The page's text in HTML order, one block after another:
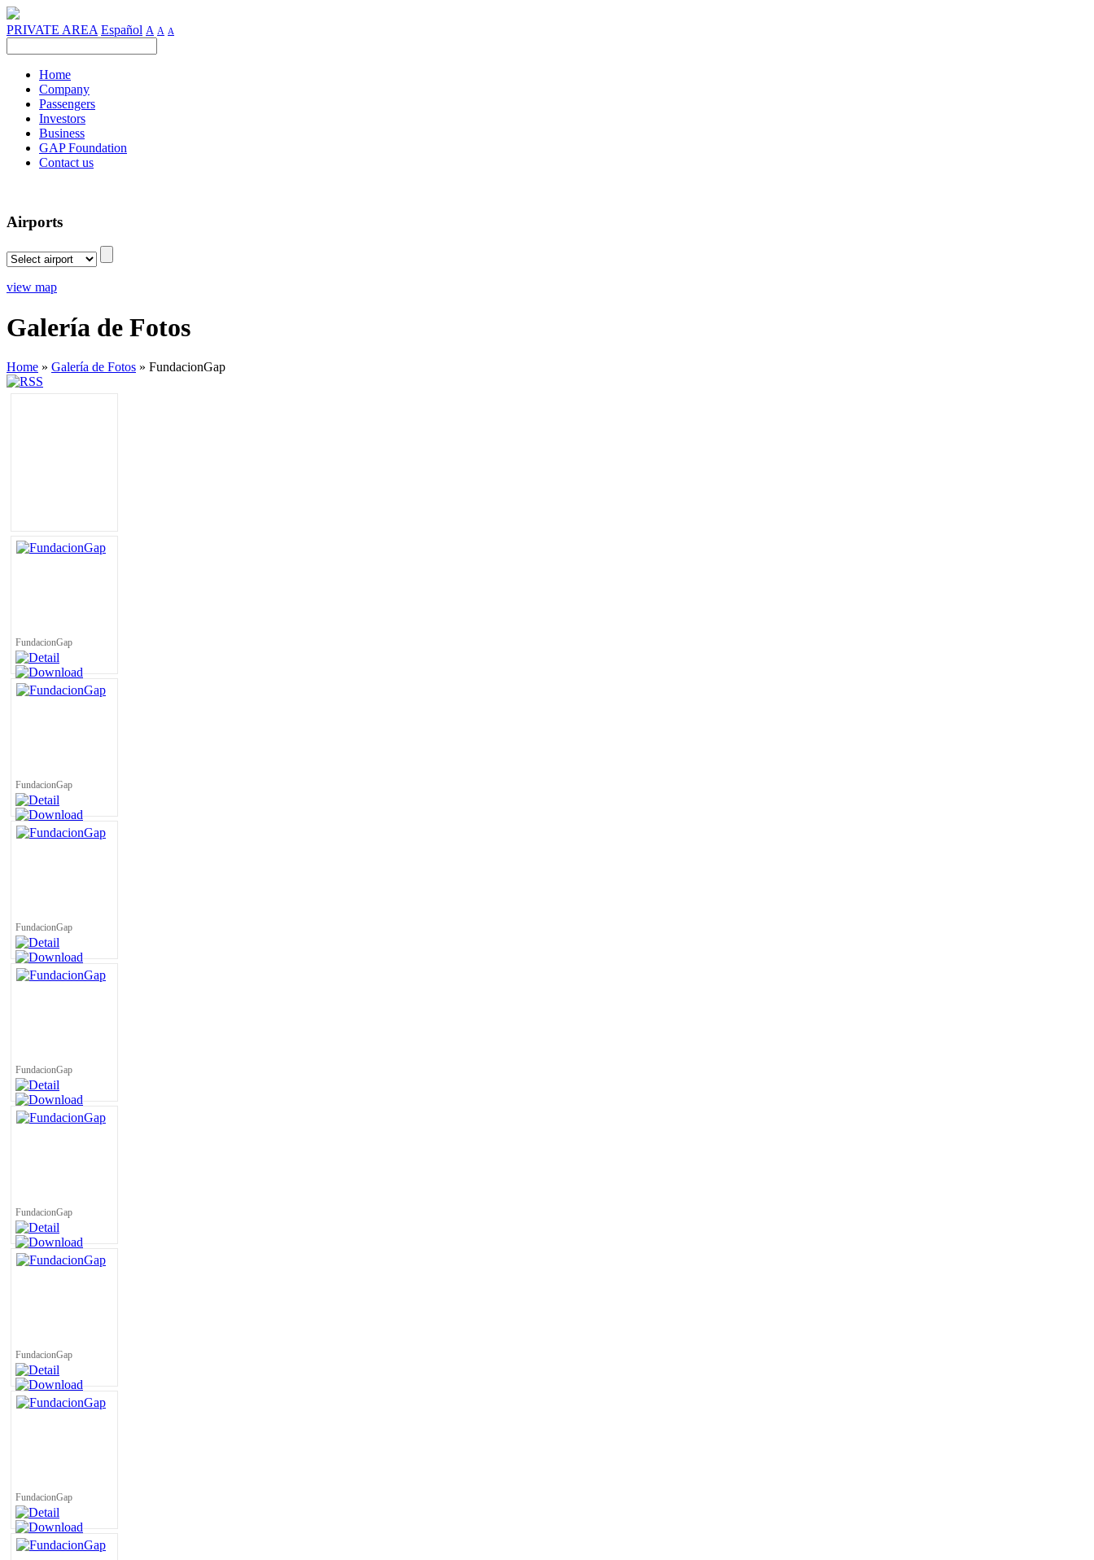
PRIVATE AREA Español A A A
Home
Company
Passengers
Investors
Business
GAP Foundation
Contact us
Airports
view map
Galería de Fotos
Home » Galería de Fotos » FundacionGap
FundacionGap
FundacionGap
FundacionGap
FundacionGap
FundacionGap
FundacionGap
FundacionGap